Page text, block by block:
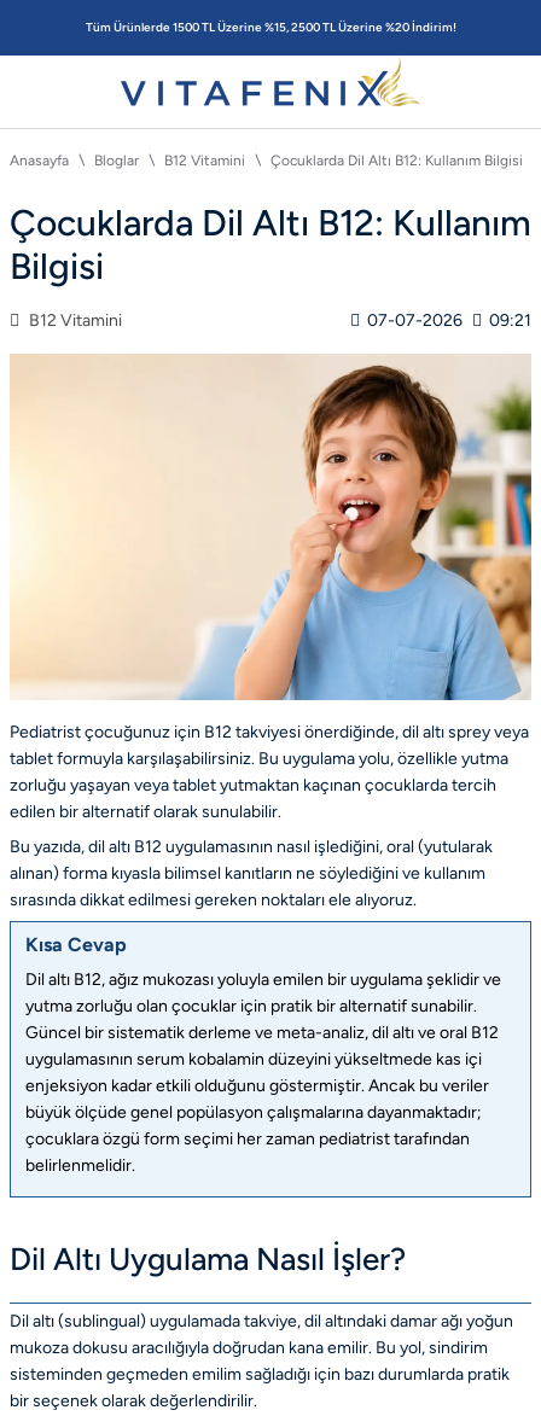
Tüm Ürünlerde 1500 TL Üzerine %15, 2500 TL Üzerine %20 İndirim!
Anasayfa Bloglar B12 Vitamini Çocuklarda Dil Altı B12: Kullanım Bilgisi
Çocuklarda Dil Altı B12: Kullanım
Bilgisi
B12 Vitamini 07-07-2026 09:21
Pediatrist çocuğunuz için B12 takviyesi önerdiğinde, dil altı sprey veya
tablet formuyla karşılaşabilirsiniz. Bu uygulama yolu, özellikle yutma
zorluğu yaşayan veya tablet yutmaktan kaçınan çocuklarda tercih
edilen bir alternatif olarak sunulabilir.
Bu yazıda, dil altı B12 uygulamasının nasıl işlediğini, oral (yutularak
alınan) forma kıyasla bilimsel kanıtların ne söylediğini ve kullanım
sırasında dikkat edilmesi gereken noktaları ele alıyoruz.
Kısa Cevap
Dil altı B12, ağız mukozası yoluyla emilen bir uygulama şeklidir ve
yutma zorluğu olan çocuklar için pratik bir alternatif sunabilir.
Güncel bir sistematik derleme ve meta-analiz, dil altı ve oral B12
uygulamasının serum kobalamin düzeyini yükseltmede kas içi
enjeksiyon kadar etkili olduğunu göstermiştir. Ancak bu veriler
büyük ölçüde genel popülasyon çalışmalarına dayanmaktadır;
çocuklara özgü form seçimi her zaman pediatrist tarafından
belirlenmelidir.
Dil Altı Uygulama Nasıl İşler?
Dil altı (sublingual) uygulamada takviye, dil altındaki damar ağı yoğun
mukoza dokusu aracılığıyla doğrudan kana emilir. Bu yol, sindirim
sisteminden geçmeden emilim sağladığı için bazı durumlarda pratik
bir seçenek olarak değerlendirilir.